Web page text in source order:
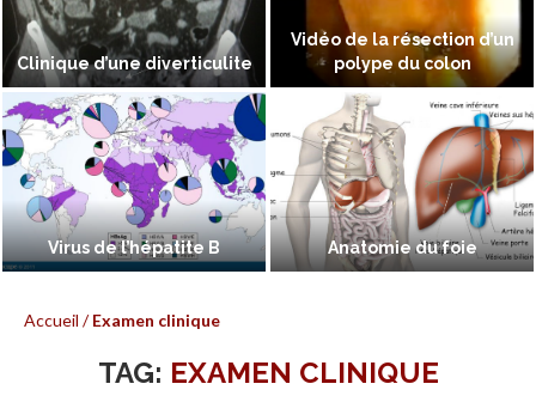
Clinique d’une diverticulite
Vidéo de la résection d’un
polype du colon
Virus de l’hépatite B Anatomie du foie
Accueil /Examen clinique
TAG: EXAMEN CLINIQUE